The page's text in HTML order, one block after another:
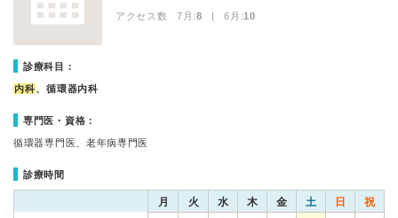
アクセス数 7月:8 | 6月:10
診療科目：
内科、循環器内科
専門医・資格：
循環器専門医、老年病専門医
診療時間
月 火 水 木 金 土 日 祝